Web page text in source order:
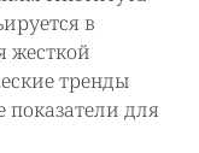
в
жесткой
тренды
для